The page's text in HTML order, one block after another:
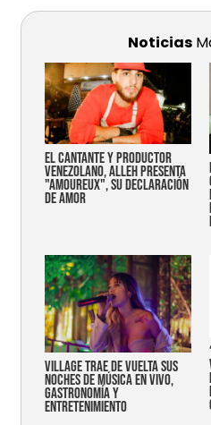
Noticias
EL CANTANTE Y PRODUCTOR
VENEZOLANO, ALLEH PRESENTA
"AMOUREUX", SU DECLARACIÓN
DE AMOR
Village trae de vuelta sus
noches de música en vivo,
gastronomía y
entretenimiento